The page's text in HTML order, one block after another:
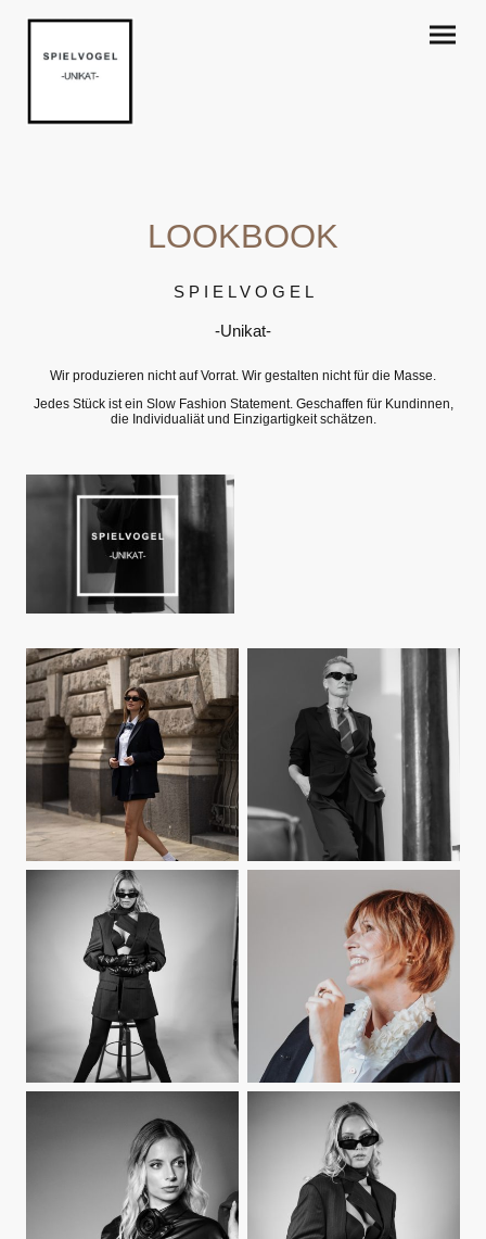
LOOKBOOK
S P I E L V O G E L
-Unikat-
Wir produzieren nicht auf Vorrat. Wir gestalten nicht für die Masse.
Jedes Stück ist ein Slow Fashion Statement. Geschaffen für Kundinnen,
die Individualiät und Einzigartigkeit schätzen.